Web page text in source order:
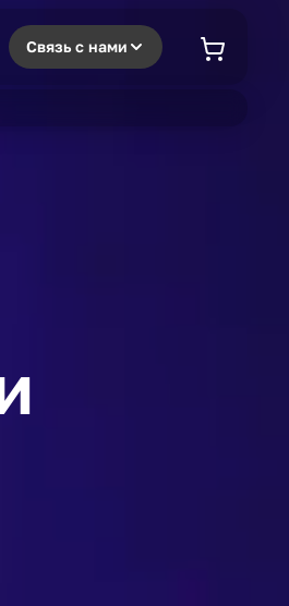
Связь с нами